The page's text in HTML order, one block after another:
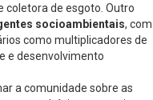
coletora de esgoto. Outro
socioambientais, com
como multiplicadores de
e desenvolvimento
a comunidade sobre as